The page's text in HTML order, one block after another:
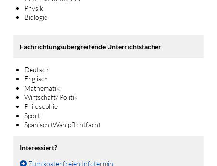
Physik
Biologie
Fachrichtungsübergreifende Unterrichtsfächer
Deutsch
Englisch
Mathematik
Wirtschaft/ Politik
Philosophie
Sport
Spanisch (Wahlpflichtfach)
Interessiert?
Zum kostenfreien Infotermin